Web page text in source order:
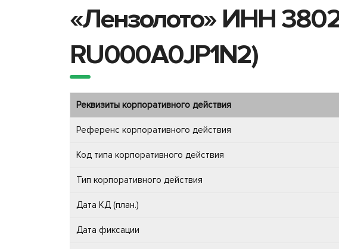
«Лензолото» ИНН
RU000A0JP1N2)
Реквизиты корпоративного действия
Референс корпоративного действия
Код типа корпоративного действия
Тип корпоративного действия
Дата КД (план.)
Дата фиксации